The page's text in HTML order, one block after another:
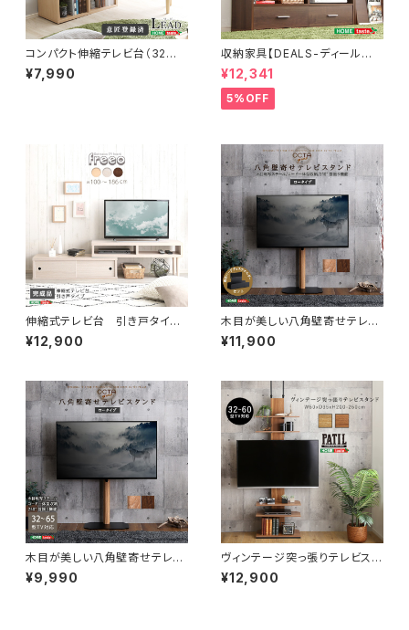
コンパクト伸縮テレビ台（32型
まで対応）コーナー、ローボー
ド、リビング収納【LEAD-リー
¥7,990
収納家具【DEALS-ディール
ズ-】テレビ台 DSP-TV120
¥12,341
5%OFF
伸縮式テレビ台 引き戸タイ
プ SD-120EX
¥12,900
木目が美しい八角壁寄せテレビ
スタンドロータイプ専用 ハー
ドディスクホルダーセット OT
¥11,900
木目が美しい八角壁寄せテレビ
スタンド ロータイプ OTGT
¥9,990
ヴィンテージ突っ張りテレビスタ
ンド PPWAT
¥12,900